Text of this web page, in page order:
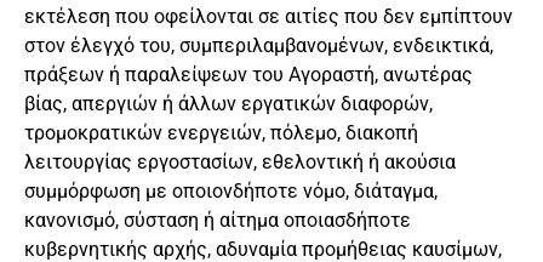
εκτέλεση που οφείλονται σε αιτίες που δεν εμπίπτουν
στον έλεγχό του, συμπεριλαμβανομένων, ενδεικτικά,
πράξεων ή παραλείψεων του Αγοραστή, ανωτέρας
βίας, απεργιών ή άλλων εργατικών διαφορών,
τρομοκρατικών ενεργειών, πόλεμο, διακοπή
λειτουργίας εργοστασίων, εθελοντική ή ακούσια
συμμόρφωση με οποιονδήποτε νόμο, διάταγμα,
κανονισμό, σύσταση ή αίτημα οποιασδήποτε
κυβερνητικής αρχής, αδυναμία προμήθειας καυσίμων,